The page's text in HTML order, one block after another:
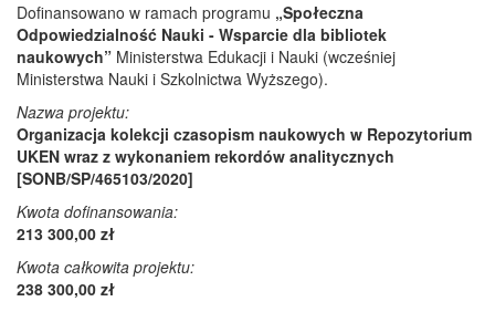
Dofinansowano w ramach programu „Społeczna
Odpowiedzialność Nauki - Wsparcie dla bibliotek
naukowych” Ministerstwa Edukacji i Nauki (wcześniej
Ministerstwa Nauki i Szkolnictwa Wyższego).
Nazwa projektu:
Organizacja kolekcji czasopism naukowych w Repozytorium
UKEN wraz z wykonaniem rekordów analitycznych
[SONB/SP/465103/2020]
Kwota dofinansowania:
213 300,00 zł
Kwota całkowita projektu:
238 300,00 zł